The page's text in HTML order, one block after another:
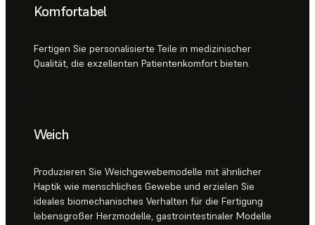
Komfortabel
Fertigen Sie personalisierte Teile in medizinischer
Qualität, die exzellenten Patientenkomfort bieten.
Weich
Produzieren Sie Weichgewebemodelle mit ähnlicher
Haptik wie menschliches Gewebe und erzielen Sie
ideales biomechanisches Verhalten für die Fertigung
lebensgroßer Herzmodelle, gastrointestinaler Modelle